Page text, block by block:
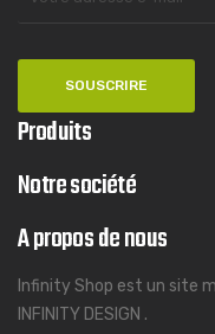
Produits
Notre société
A propos de nous
Infinity Shop est un site
INFINITY DESIGN .